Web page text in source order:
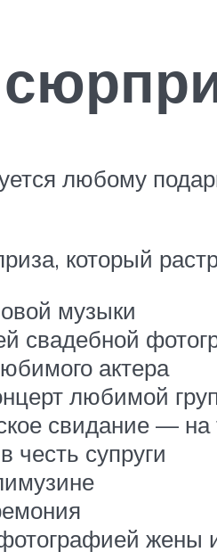
любому
который
музыки
свадебной
актера
любимой
свидание — на
честь супруги
жены